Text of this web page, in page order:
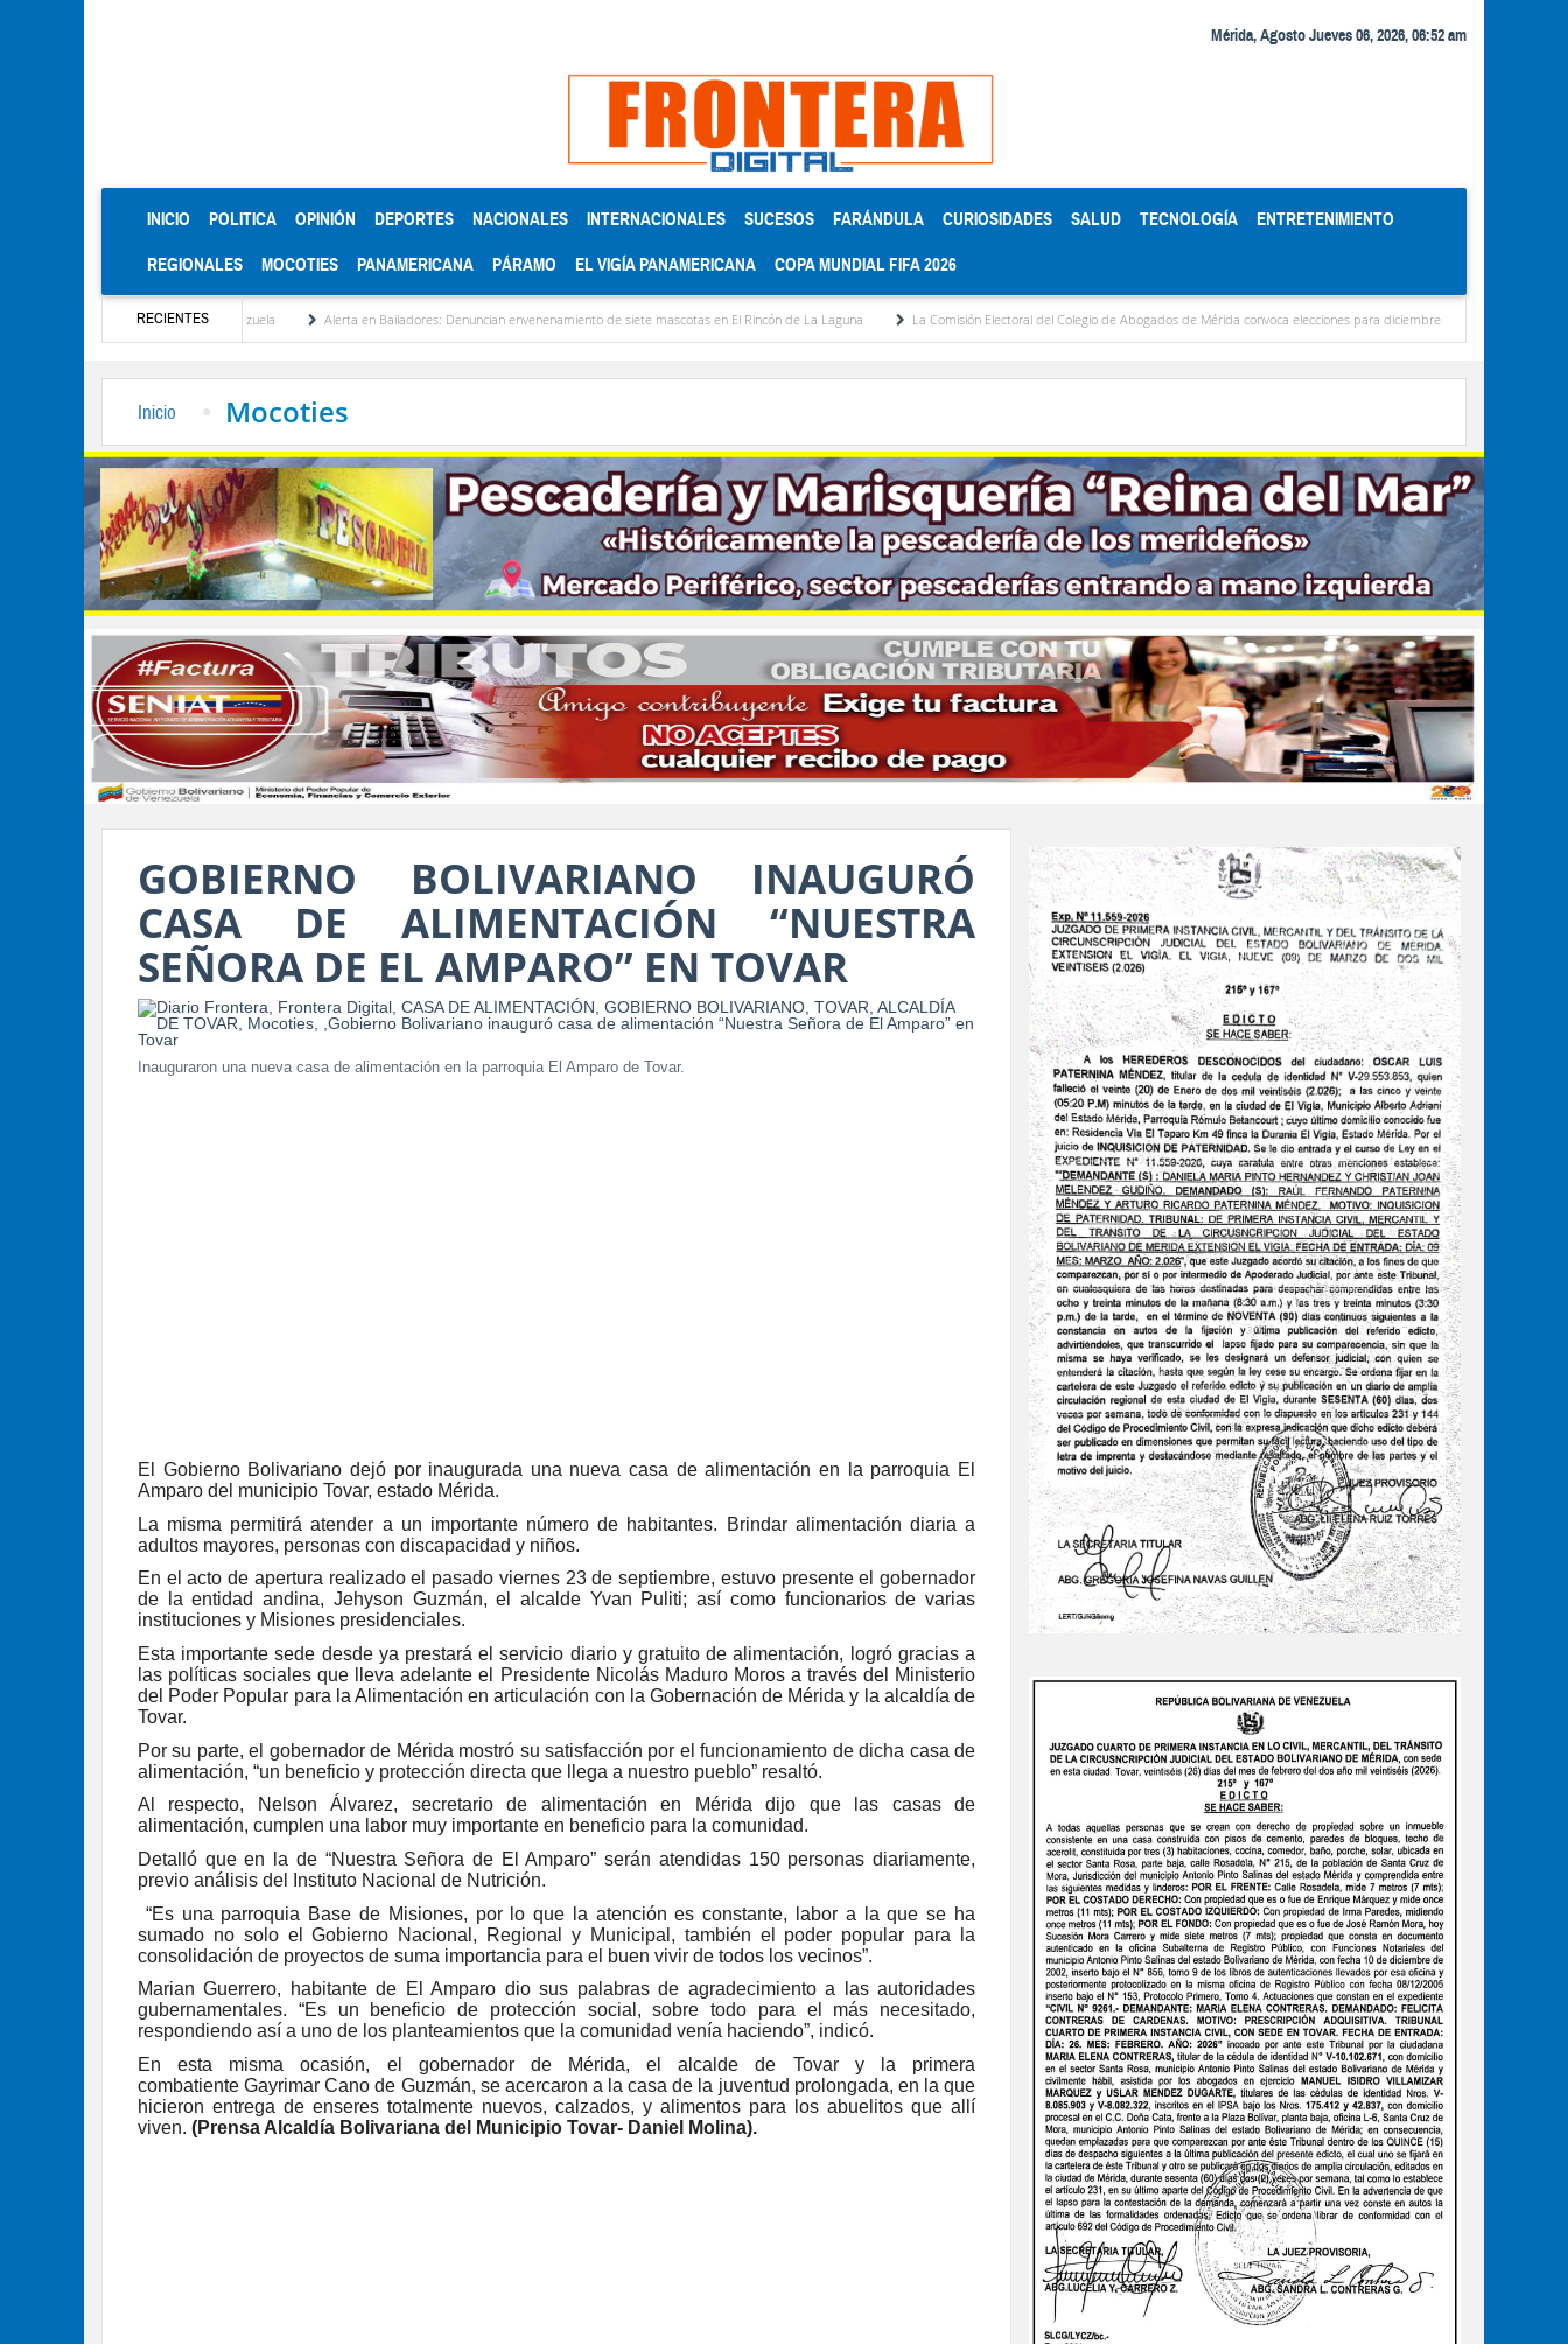
Mérida, Agosto Jueves 06, 2026, 06:52 am
INICIO (CURRENT)
POLITICA OPINIÓN DEPORTES NACIONALES INTERNACIONALES SUCESOS FARÁNDULA CURIOSIDADES SALUD TECNOLOGÍA ENTRETENIMIENTO
REGIONALES MOCOTIES PANAMERICANA PÁRAMO EL VIGÍA PANAMERICANA COPA MUNDIAL FIFA 2026
RECIENTES
de Venezuela Alerta en Bailadores: Denuncian envenenamiento de siete mascotas en El Rincón de La Laguna La Comisión Electoral del Colegio de Abogados de Mérida convoca elecciones para diciembre Miranda concentra casi el 77
Inicio Mocoties
GOBIERNO BOLIVARIANO INAUGURÓ
CASA DE ALIMENTACIÓN “NUESTRA
SEÑORA DE EL AMPARO” EN TOVAR
Inauguraron una nueva casa de alimentación en la parroquia El Amparo de Tovar.
El Gobierno Bolivariano dejó por inaugurada una nueva casa de alimentación en la parroquia El
Amparo del municipio Tovar, estado Mérida.
La misma permitirá atender a un importante número de habitantes. Brindar alimentación diaria a
adultos mayores, personas con discapacidad y niños.
En el acto de apertura realizado el pasado viernes 23 de septiembre, estuvo presente el gobernador
de la entidad andina, Jehyson Guzmán, el alcalde Yvan Puliti; así como funcionarios de varias
instituciones y Misiones presidenciales.
Esta importante sede desde ya prestará el servicio diario y gratuito de alimentación, logró gracias a
las políticas sociales que lleva adelante el Presidente Nicolás Maduro Moros a través del Ministerio
del Poder Popular para la Alimentación en articulación con la Gobernación de Mérida y la alcaldía de
Tovar.
Por su parte, el gobernador de Mérida mostró su satisfacción por el funcionamiento de dicha casa de
alimentación, “un beneficio y protección directa que llega a nuestro pueblo” resaltó.
Al respecto, Nelson Álvarez, secretario de alimentación en Mérida dijo que las casas de
alimentación, cumplen una labor muy importante en beneficio para la comunidad.
Detalló que en la de “Nuestra Señora de El Amparo” serán atendidas 150 personas diariamente,
previo análisis del Instituto Nacional de Nutrición.
“Es una parroquia Base de Misiones, por lo que la atención es constante, labor a la que se ha
sumado no solo el Gobierno Nacional, Regional y Municipal, también el poder popular para la
consolidación de proyectos de suma importancia para el buen vivir de todos los vecinos”.
Marian Guerrero, habitante de El Amparo dio sus palabras de agradecimiento a las autoridades
gubernamentales. “Es un beneficio de protección social, sobre todo para el más necesitado,
respondiendo así a uno de los planteamientos que la comunidad venía haciendo”, indicó.
En esta misma ocasión, el gobernador de Mérida, el alcalde de Tovar y la primera
combatienteGayrimarCano de Guzmán, se acercaron a la casa de la juventud prolongada, en la que
hicieron entrega de enseres totalmente nuevos, calzados, y alimentos para los abuelitos que allí
viven. (Prensa Alcaldía Bolivariana del Municipio Tovar- Daniel Molina).